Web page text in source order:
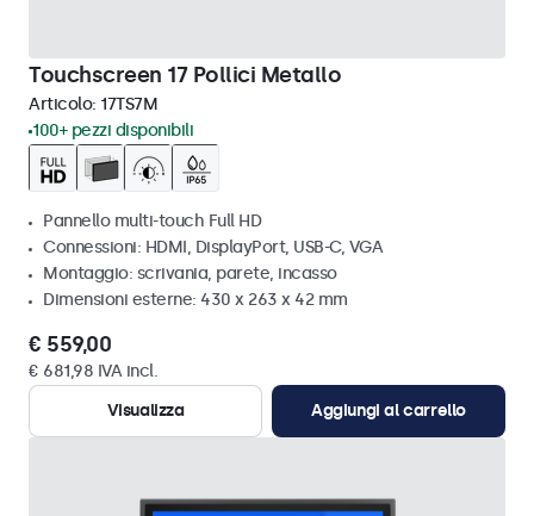
Touchscreen 17 Pollici Metallo
Articolo: 17TS7M
100+ pezzi disponibili
Pannello multi-touch Full HD
Connessioni: HDMI, DisplayPort, USB-C, VGA
Montaggio: scrivania, parete, incasso
Dimensioni esterne: 430 x 263 x 42 mm
€ 559,00
€ 681,98 IVA incl.
Visualizza
Aggiungi al carrello